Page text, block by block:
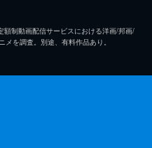
制動画配信サービスにおける洋画/邦画/
を調査。別途、有料作品あり。